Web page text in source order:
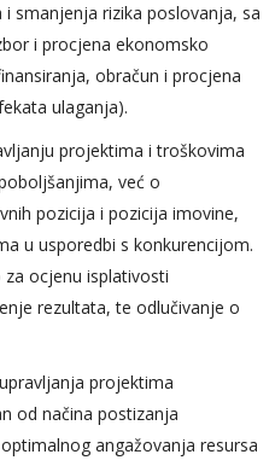
smanjenja rizika poslovanja, sa
i procjena ekonomsko
obračun i procjena
ulaganja).
projektima i troškovima
već o
pozicija i pozicija imovine,
u usporedbi s konkurencijom.
ocjenu isplativosti
rezultata, te odlučivanje o
projektima
od načina postizanja
angažovanja resursa